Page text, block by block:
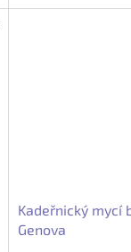
Kadeřnický mycí
Genova